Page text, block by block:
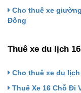
Cho thuê xe
Đông
Thuê xe du lịch
Cho thuê xe du
Thuê Xe 16 Chỗ Đi